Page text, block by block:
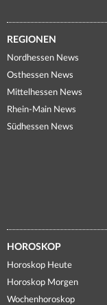
REGIONEN
Nordhessen News
Osthessen News
Mittelhessen News
Rhein-Main News
Südhessen News
HOROSKOP
Horoskop Heute
Horoskop Morgen
Wochenhoroskop